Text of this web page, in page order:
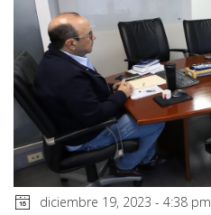
diciembre 19, 2023 - 4:38 pm